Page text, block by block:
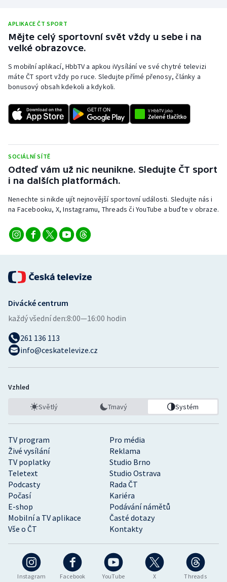
Rychlobruslení
Rychlostní kanoistika
Short track
Sportovní střelba
Triatlon
Veslování
Vodní slalom
Volejbal
Ostatní
APLIKACE ČT SPORT
Mějte celý sportovní svět vždy u sebe i na
velké obrazovce.
S mobilní aplikací, HbbTV a apkou iVysílání ve své chytré televizi
máte ČT sport vždy po ruce. Sledujte přímé přenosy, články a
bonusový obsah kdekoli a kdykoli.
SOCIÁLNÍ SÍTĚ
Odteď vám už nic neunikne. Sledujte ČT sport
i na dalších platformách.
Nenechte si nikde ujít nejnovější sportovní události. Sledujte nás i
na Facebooku, X, Instagramu, Threads či YouTube a buďte v obraze.
Instagram Facebook YouTube X Threads
TV program
Pro média
Živé vysílání
Reklama
TV poplatky
Studio Brno
Teletext
Studio Ostrava
Podcasty
Rada ČT
Počasí
Kariéra
E-shop
Podávání námětů
Mobilní a TV aplikace
Časté dotazy
Vše o ČT
Kontakty
Divácké centrum
každý všední den:8:00—16:00 hodin
261 136 113
info@ceskatelevize.cz
Vzhled
Světlý Tmavý Systém